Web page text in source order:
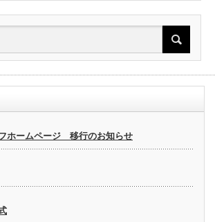
ホームページ 移行のお知らせ